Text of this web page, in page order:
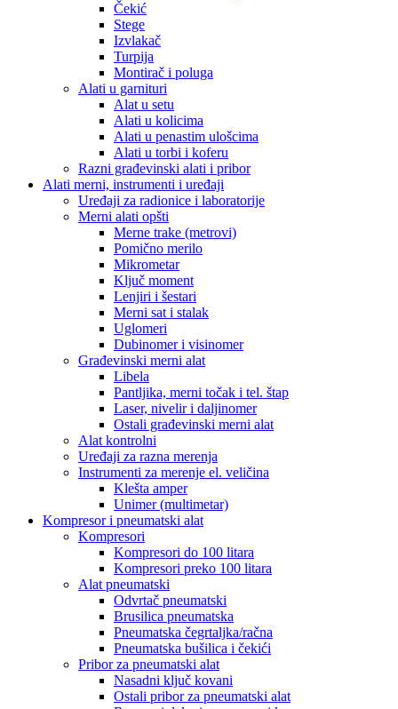
Čekić
Stege
Izvlakač
Turpija
Montirač i poluga
Alati u garnituri
Alat u setu
Alati u kolicima
Alati u penastim ulošcima
Alati u torbi i koferu
Razni građevinski alati i pribor
Alati merni, instrumenti i uređaji
Uređaji za radionice i laboratorije
Merni alati opšti
Merne trake (metrovi)
Pomično merilo
Mikrometar
Ključ moment
Lenjiri i šestari
Merni sat i stalak
Uglomeri
Dubinomer i visinomer
Građevinski merni alat
Libela
Pantljika, merni točak i tel. štap
Laser, nivelir i daljinomer
Ostali građevinski merni alat
Alat kontrolni
Uređaji za razna merenja
Instrumenti za merenje el. veličina
Klešta amper
Unimer (multimetar)
Kompresor i pneumatski alat
Kompresori
Kompresori do 100 litara
Kompresori preko 100 litara
Alat pneumatski
Odvrtač pneumatski
Brusilica pneumatska
Pneumatska čegrtaljka/račna
Pneumatska bušilica i čekići
Pribor za pneumatski alat
Nasadni ključ kovani
Ostali pribor za pneumatski alat